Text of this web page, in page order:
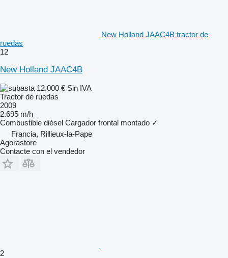
New Holland JAAC4B tractor de
ruedas
12
New Holland JAAC4B
12.000 € Sin IVA
Tractor de ruedas
2009
2.695 m/h
Combustible diésel Cargador frontal montado ✓
Francia, Rillieux-la-Pape
Agorastore
Contacte con el vendedor
2